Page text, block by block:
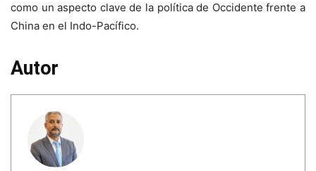
como un aspecto clave de la política de Occidente frente a
China en el Indo-Pacífico.
Autor